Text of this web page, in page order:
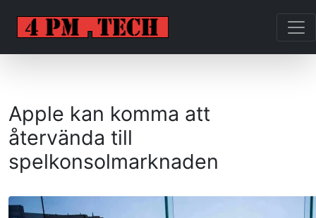
Apple kan komma att
återvända till
spelkonsolmarknaden